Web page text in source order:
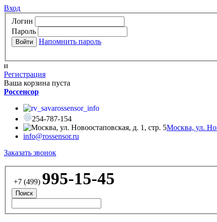
Вход
Логин
Пароль
Напомнить пароль
и
Регистрация
Ваша корзина пуста
Россенсор
rossensor_info
254-787-154
Москва, ул.
info@rossensor.ru
Заказать звонок
+7 (499) 995-15-45